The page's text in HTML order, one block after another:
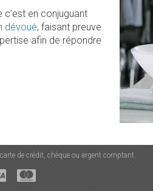
en conjuguant
dévoué, faisant preuve
afin de répondre
de crédit, chèque ou argent comptant.